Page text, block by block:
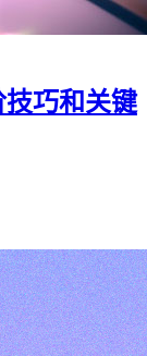
巧和关键